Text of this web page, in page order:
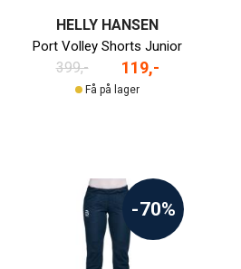
HELLY HANSEN
Port Volley Shorts Junior
399,- 119,-
Få på lager
-70%